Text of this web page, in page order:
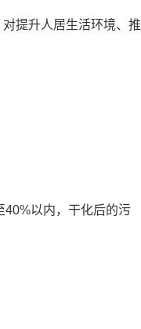
提升人居生活环境、推
40%以内，干化后的污